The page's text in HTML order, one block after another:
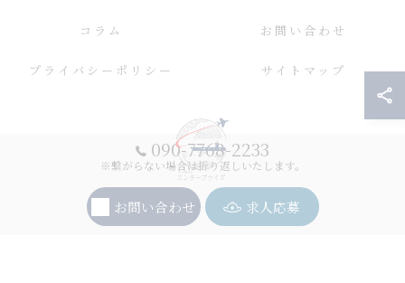
090-7768-2233
※繋がらない場合は折り返しいたします。
お問い合わせ 求人応募
コラム お問い合わせ
プライバシーポリシー サイトマップ
© 2026 大阪の外壁塗装ならエンタープライズ ALL RIGHTS RESERVED.